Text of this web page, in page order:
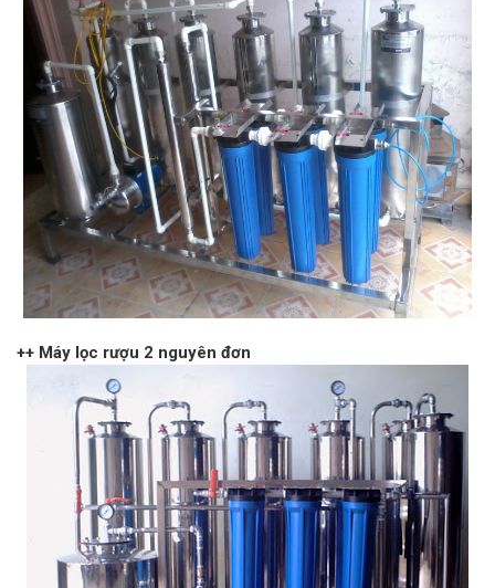
++ Máy lọc rượu 2 nguyên đơn